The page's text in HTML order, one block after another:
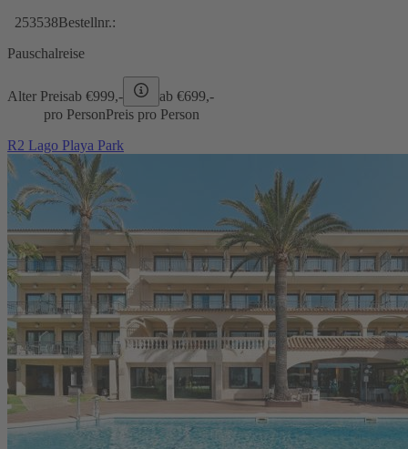
253538Bestellnr.:
Pauschalreise
Alter Preisab €999,- ab €699,-
pro PersonPreis pro Person
R2 Lago Playa Park